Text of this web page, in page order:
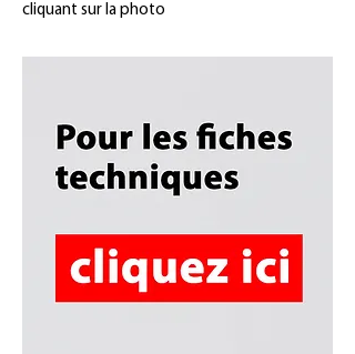
cliquant sur la photo